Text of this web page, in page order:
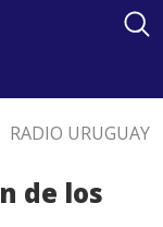
RADIO URUGUAY
de los